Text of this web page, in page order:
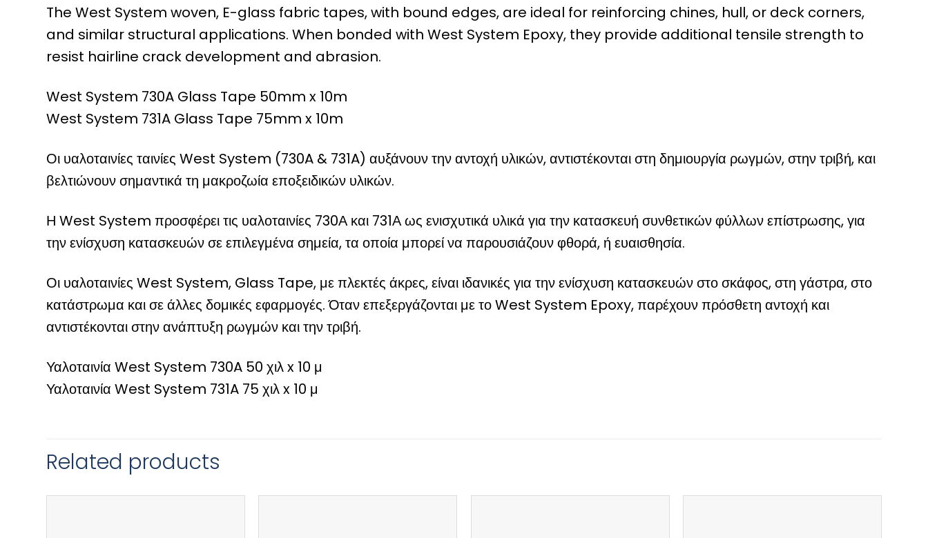
The West System woven, E-glass fabric tapes, with bound edges, are ideal for reinforcing chines, hull, or deck corners,
and similar structural applications. When bonded with West System Epoxy, they provide additional tensile strength to
resist hairline crack development and abrasion.
West System 730A Glass Tape 50mm x 10m
West System 731A Glass Tape 75mm x 10m
Οι υαλοταινίες ταινίες West System (730A & 731A) αυξάνουν την αντοχή υλικών, αντιστέκονται στη δημιουργία ρωγμών, στην τριβή, και
βελτιώνουν σημαντικά τη μακροζωία εποξειδικών υλικών.
Η West System προσφέρει τις υαλοταινίες 730Α και 731Α ως ενισχυτικά υλικά για την κατασκευή συνθετικών φύλλων επίστρωσης, για
την ενίσχυση κατασκευών σε επιλεγμένα σημεία, τα οποία μπορεί να παρουσιάζουν φθορά, ή ευαισθησία.
Οι υαλοταινίες West System, Glass Tape, με πλεκτές άκρες, είναι ιδανικές για την ενίσχυση κατασκευών στο σκάφος, στη γάστρα, στο
κατάστρωμα και σε άλλες δομικές εφαρμογές. Όταν επεξεργάζονται με το West System Epoxy, παρέχουν πρόσθετη αντοχή και
αντιστέκονται στην ανάπτυξη ρωγμών και την τριβή.
Υαλοταινία West System 730A 50 χιλ x 10 μ
Υαλοταινία West System 731A 75 χιλ x 10 μ
Related products